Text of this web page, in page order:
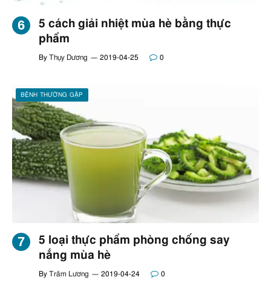
5 cách giải nhiệt mùa hè bằng thực
phẩm
By Thụy Dương 2019-04-25 0
BỆNH THƯỜNG GẶP
5 loại thực phẩm phòng chống say
nắng mùa hè
By Trâm Lương 2019-04-24 0